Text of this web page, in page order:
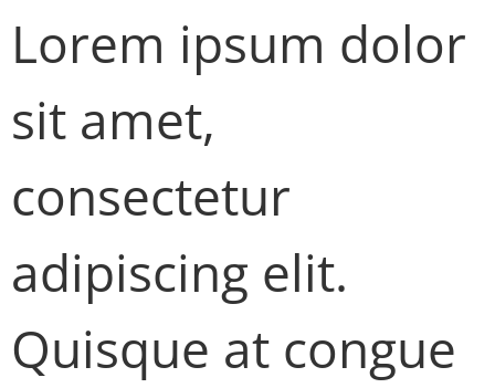
Lorem ipsum dolor
sit amet,
consectetur
adipiscing elit.
Quisque at congue